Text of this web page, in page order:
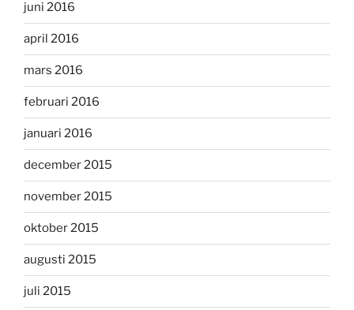
juni 2016
april 2016
mars 2016
februari 2016
januari 2016
december 2015
november 2015
oktober 2015
augusti 2015
juli 2015